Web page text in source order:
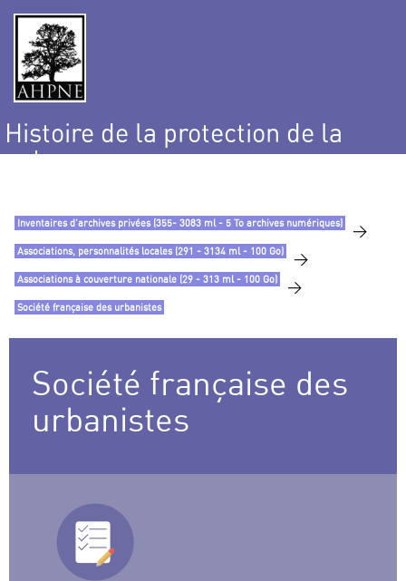
Histoire de la protection de la
nature
Inventaires d’archives privées (355- 3083 ml - 5 To archives numériques) >
Associations, personnalités locales (291 - 3134 ml - 100 Go) >
Associations à couverture nationale (29 - 313 ml - 100 Go) >
Société française des urbanistes
Société française des
urbanistes